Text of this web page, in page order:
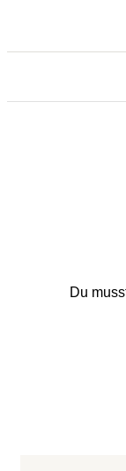
Du